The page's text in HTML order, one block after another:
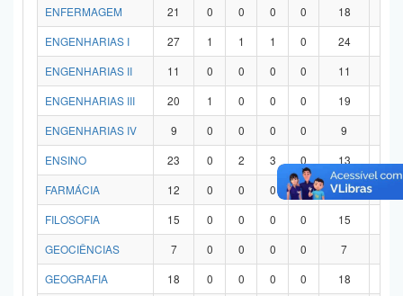
ENFERMAGEM
21 0 0 0 0 18
ENGENHARIAS I
27 1 1 1 0 24
ENGENHARIAS II
11 0 0 0 0 11
ENGENHARIAS III
20 1 0 0 0 19
ENGENHARIAS IV
9 0 0 0 0 9
ENSINO
23 0 2 3 0 13
FARMÁCIA
12 0 0 0 0 12
FILOSOFIA
15 0 0 0 0 15
GEOCIÊNCIAS
7 0 0 0 0 7
GEOGRAFIA
18 0 0 0 0 18